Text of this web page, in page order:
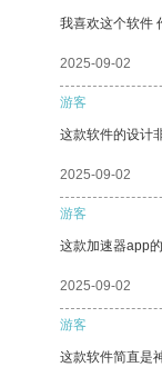
我喜欢这个软件
2025-09-02
游客
这款软件的设计
2025-09-02
游客
这款加速器app
2025-09-02
游客
这款软件简直是